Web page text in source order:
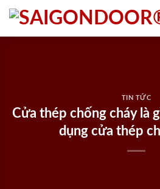
Skip
content
TIN TỨC
Cửa thép chống cháy là
dụng cửa thép